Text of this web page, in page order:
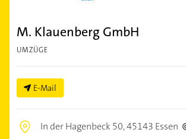
M. Klauenberg GmbH
UMZÜGE
E-Mail
In der Hagenbeck 50,45143 Essen